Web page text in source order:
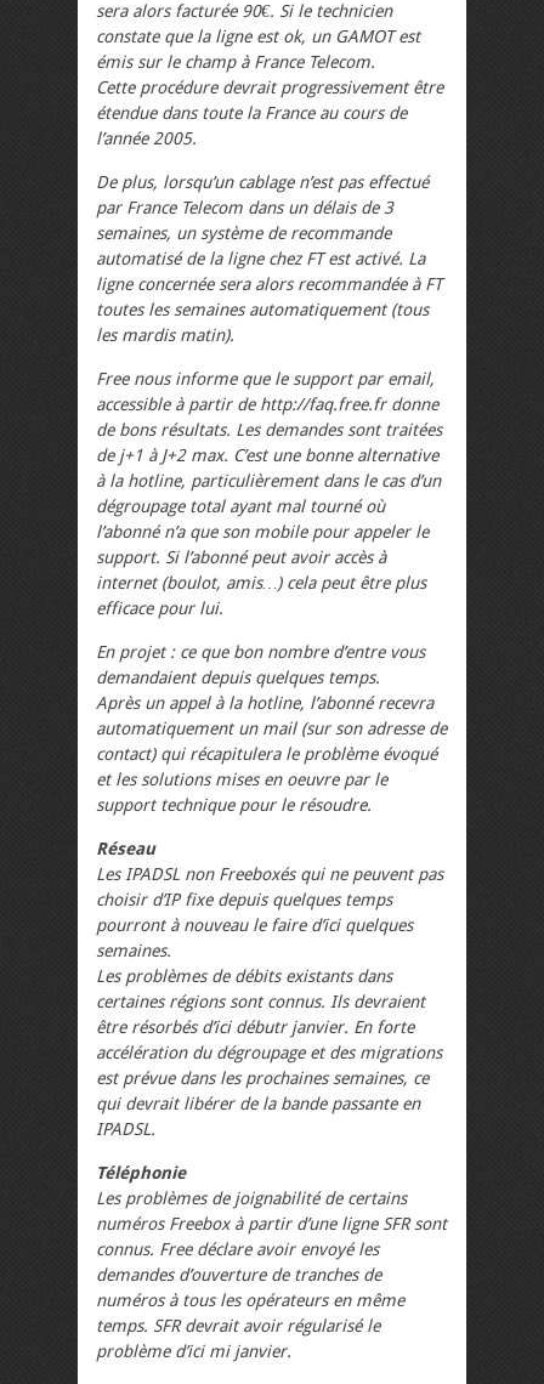
sera alors facturée 90€. Si le technicien
constate que la ligne est ok, un GAMOT est
émis sur le champ à France Telecom.
Cette procédure devrait progressivement être
étendue dans toute la France au cours de
l’année 2005.
De plus, lorsqu’un cablage n’est pas effectué
par France Telecom dans un délais de 3
semaines, un système de recommande
automatisé de la ligne chez FT est activé. La
ligne concernée sera alors recommandée à FT
toutes les semaines automatiquement (tous
les mardis matin).
Free nous informe que le support par email,
accessible à partir de http://faq.free.fr donne
de bons résultats. Les demandes sont traitées
de j+1 à J+2 max. C’est une bonne alternative
à la hotline, particulièrement dans le cas d’un
dégroupage total ayant mal tourné où
l’abonné n’a que son mobile pour appeler le
support. Si l’abonné peut avoir accès à
internet (boulot, amis…) cela peut être plus
efficace pour lui.
En projet : ce que bon nombre d’entre vous
demandaient depuis quelques temps.
Après un appel à la hotline, l’abonné recevra
automatiquement un mail (sur son adresse de
contact) qui récapitulera le problème évoqué
et les solutions mises en oeuvre par le
support technique pour le résoudre.
Réseau
Les IPADSL non Freeboxés qui ne peuvent pas
choisir d’IP fixe depuis quelques temps
pourront à nouveau le faire d’ici quelques
semaines.
Les problèmes de débits existants dans
certaines régions sont connus. Ils devraient
être résorbés d’ici débutr janvier. En forte
accélération du dégroupage et des migrations
est prévue dans les prochaines semaines, ce
qui devrait libérer de la bande passante en
IPADSL.
Téléphonie
Les problèmes de joignabilité de certains
numéros Freebox à partir d’une ligne SFR sont
connus. Free déclare avoir envoyé les
demandes d’ouverture de tranches de
numéros à tous les opérateurs en même
temps. SFR devrait avoir régularisé le
problème d’ici mi janvier.